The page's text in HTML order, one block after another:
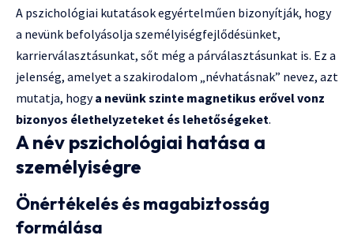
A pszichológiai kutatások egyértelműen bizonyítják, hogy
a nevünk befolyásolja személyiségfejlődésünket,
karrierválasztásunkat, sőt még a párválasztásunkat is. Ez a
jelenség, amelyet a szakirodalom „névhatásnak” nevez, azt
mutatja, hogya nevünk szinte magnetikus erővel vonz
bizonyos élethelyzeteket és lehetőségeket.
A név pszichológiai hatása a
személyiségre
Önértékelés és magabiztosság
formálása